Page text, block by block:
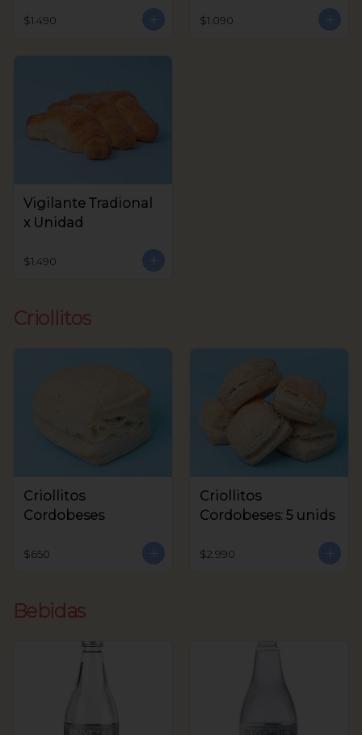
$1.490 $1.090
Vigilante Tradional
x Unidad
$1.490
Criollitos
Criollitos
Cordobeses
$650
Criollitos
Cordobeses: 5 unids
$2.990
Bebidas